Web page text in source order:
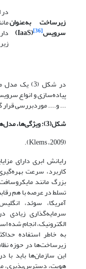
زیرساخت به‌عنوان
سرویس[36]
(
IaaS
)
در شکل (3)
پیاده‌سازی و انواع
... و.... موردبررسی
شکل(3): ویژگی‌ها، مدل‌ها و سرویس‌ها در رایانش ابری
(2009، Klems).
رایانش ابری دارای
کاربرد، سرعت
بزرگ مانند
تسلط در عرصه با هم
آمریکا، سوئد،
سرمایه‌گذاری زیادی
به خاطر استفاده
زیرساخت‌ها در حوزه
این سازمان‌ها باید با
هویت، دسترس‌پذیری،